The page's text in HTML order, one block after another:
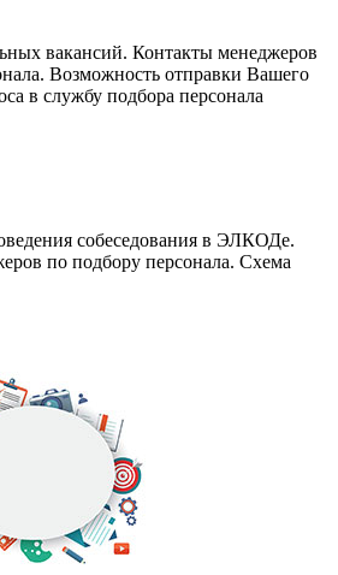
вакансий. Контакты менеджеров
Возможность отправки Вашего
в службу подбора персонала
собеседования в ЭЛКОДе.
по подбору персонала. Схема